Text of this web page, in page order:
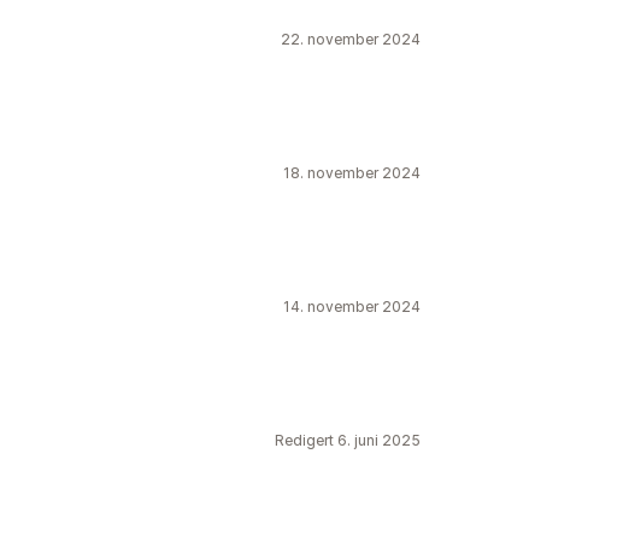
22. november 2024
18. november 2024
14. november 2024
Redigert 6. juni 2025